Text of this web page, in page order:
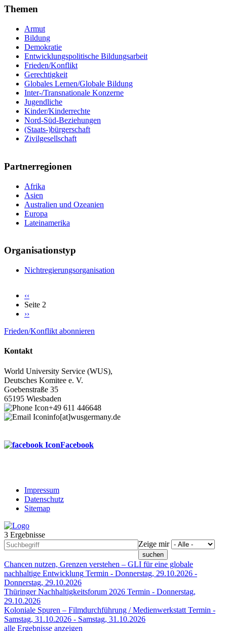
Themen
Armut
Bildung
Demokratie
Entwicklungspolitische Bildungsarbeit
Frieden/Konflikt
Gerechtigkeit
Globales Lernen/Globale Bildung
Inter-/Transnationale Konzerne
Jugendliche
Kinder/Kinderrechte
Nord-Süd-Beziehungen
(Staats-)bürgerschaft
Zivilgesellschaft
Partnerregionen
Afrika
Asien
Australien und Ozeanien
Europa
Lateinamerika
Organisationstyp
Nichtregierungsorganisation
Seitennummerierung
Vorherige
Seite
‹‹
Seite 2
Nächste
››
Frieden/Konflikt abonnieren
Kontakt
World University Service (WUS),
Deutsches Komitee e. V.
Goebenstraße 35
65195 Wiesbaden
+49 611 446648
info[at]wusgermany.de
Facebook
Footer
menu
Impressum
Datenschutz
Sitemap
3 Ergebnisse
Zeige mir
Chancen nutzen, Grenzen verstehen – GLI für eine globale
nachhaltige Entwicklung Termin - Donnerstag, 29.10.2026 -
Donnerstag, 29.10.2026
Thüringer Nachhaltigkeitsforum 2026 Termin - Donnerstag,
29.10.2026
Koloniale Spuren – Filmdurchführung / Medienwerkstatt Termin -
Samstag, 31.10.2026 - Samstag, 31.10.2026
alle Ergebnisse anzeigen